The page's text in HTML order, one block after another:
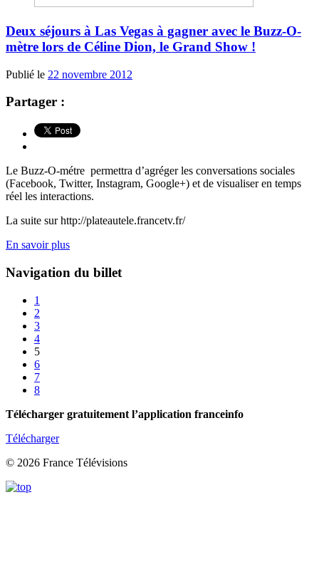
Deux séjours à Las Vegas à gagner avec le Buzz-O-
mètre lors de Céline Dion, le Grand Show !
Publié le 22 novembre 2012
Partager :
Le Buzz-O-métre permettra d’agréger les conversations sociales
(Facebook, Twitter, Instagram, Google+) et de visualiser en temps
réel les interactions.
La suite sur http://plateautele.francetv.fr/
En savoir plus
Navigation du billet
1
2
3
4
5
6
7
8
Télécharger gratuitement l’application franceinfo
Télécharger
© 2026 France Télévisions